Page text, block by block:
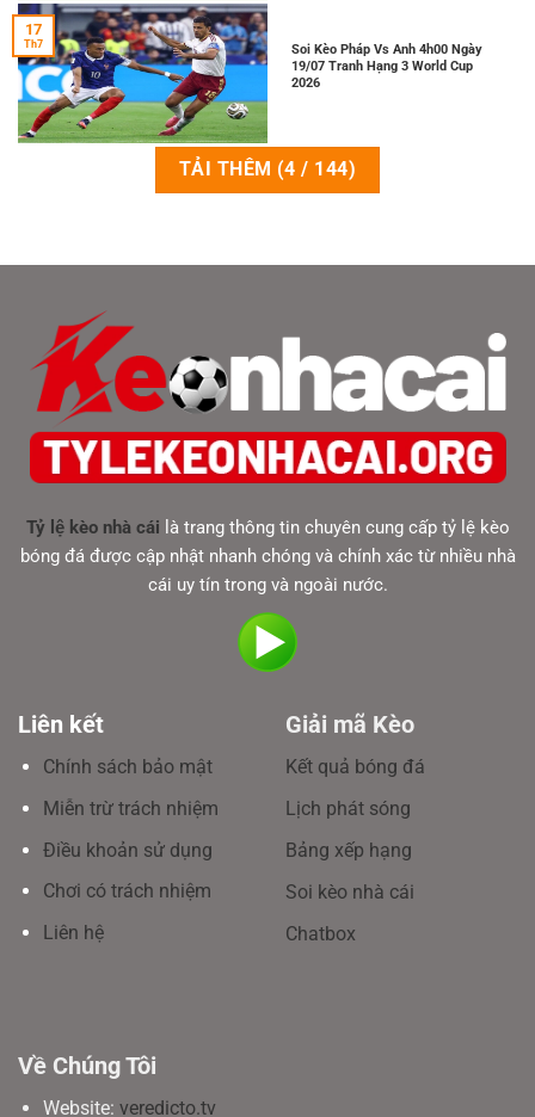
Soi Kèo Pháp Vs Anh 4h00 Ngày
19/07 Tranh Hạng 3 World Cup
2026
17
Th7
TẢI THÊM (4 / 144)
Tỷ lệ kèo nhà cái là trang thông tin chuyên cung cấp tỷ lệ kèo
bóng đá được cập nhật nhanh chóng và chính xác từ nhiều nhà
cái uy tín trong và ngoài nước.
Liên kết
Chính sách bảo mật
Miễn trừ trách nhiệm
Điều khoản sử dụng
Chơi có trách nhiệm
Liên hệ
Giải mã Kèo
Kết quả bóng đá
Lịch phát sóng
Bảng xếp hạng
Soi kèo nhà cái
Chatbox
Về Chúng Tôi
Website: veredicto.tv